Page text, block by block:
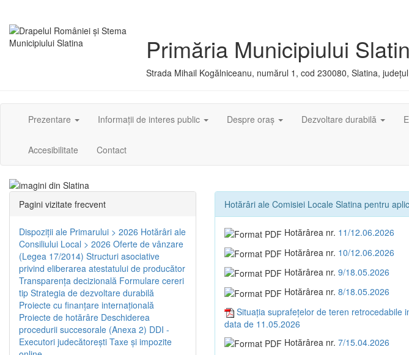
Primăria Municipiului
Strada Mihail Kogălniceanu, numărul 1, cod 230080, Slatina,
Prezentare Informații de interes public Despre oraș Dezvoltare durabilă
Accesibilitate Contact
Hotărâri ale Comisiei Locale Slatina pentru
Hotărârea nr. 11/12.06.2026
Hotărârea nr. 10/12.06.2026
Hotărârea nr. 9/18.05.2026
Hotărârea nr. 8/18.05.2026
Situația suprafețelor de teren retrocedabile
data de 11.05.2026
Hotărârea nr. 7/15.04.2026
Pagini vizitate frecvent
Dispoziţii ale Primarului > 2026 Hotărâri ale
Consiliului Local > 2026 Oferte de vânzare
(Legea 17/2014) Structuri asociative
privind eliberarea atestatului de producător
Transparenţa decizională Formulare cereri
tip Strategia de dezvoltare durabilă
Proiecte cu finanţare internaţională
Proiecte de hotărâre Deschiderea
procedurii succesorale (Anexa 2) DDI -
Executori judecătorești Taxe şi impozite